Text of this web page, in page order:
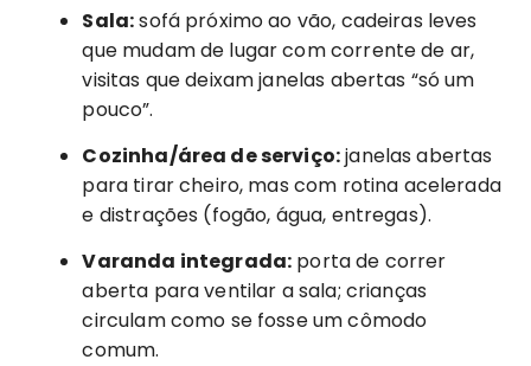
Sala:sofá próximo ao vão, cadeiras leves
que mudam de lugar com corrente de ar,
visitas que deixam janelas abertas “só um
pouco”.
Cozinha/área de serviço:janelas abertas
para tirar cheiro, mas com rotina acelerada
e distrações (fogão, água, entregas).
Varanda integrada: porta de correr
aberta para ventilar a sala; crianças
circulam como se fosse um cômodo
comum.